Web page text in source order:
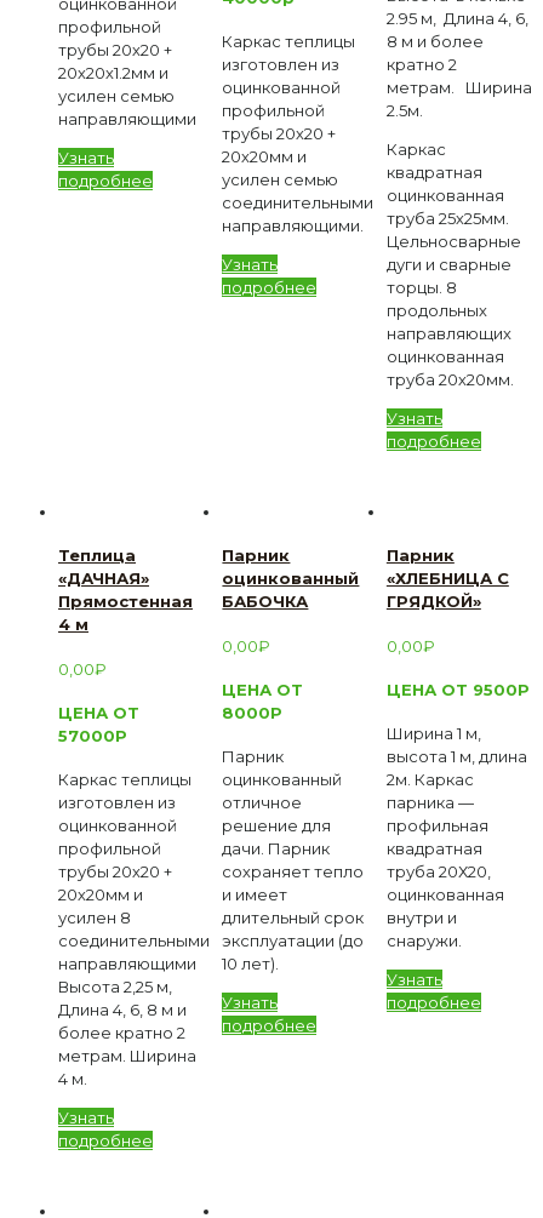
оцинкованной
профильной
трубы 20х20 +
20х20х1.2мм и
усилен семью
направляющими
Узнать
подробнее
Каркас теплицы
изготовлен из
оцинкованной
профильной
трубы 20х20 +
20х20мм и
усилен семью
соединительными
направляющими.
Узнать
подробнее
2.95 м, Длина 4, 6,
8 м и более
кратно 2
метрам. Ширина
2.5м.
Каркас
квадратная
оцинкованная
труба 25х25мм.
Цельносварные
дуги и сварные
торцы. 8
продольных
направляющих
оцинкованная
труба 20х20мм.
Узнать
подробнее
Теплица
«ДАЧНАЯ»
Прямостенная
4 м
0,00₽
ЦЕНА ОТ
57000Р
Каркас теплицы
изготовлен из
оцинкованной
профильной
трубы 20х20 +
20х20мм и
усилен 8
соединительными
направляющими
Высота 2,25 м,
Длина 4, 6, 8 м и
более кратно 2
метрам. Ширина
4 м.
Узнать
подробнее
Парник
оцинкованный
БАБОЧКА
0,00₽
ЦЕНА ОТ
8000Р
Парник
оцинкованный
отличное
решение для
дачи. Парник
сохраняет тепло
и имеет
длительный срок
эксплуатации (до
10 лет).
Узнать
подробнее
Парник
«ХЛЕБНИЦА С
ГРЯДКОЙ»
0,00₽
ЦЕНА ОТ 9500Р
Ширина 1 м,
высота 1 м, длина
2м. Каркас
парника —
профильная
квадратная
труба 20Х20,
оцинкованная
внутри и
снаружи.
Узнать
подробнее